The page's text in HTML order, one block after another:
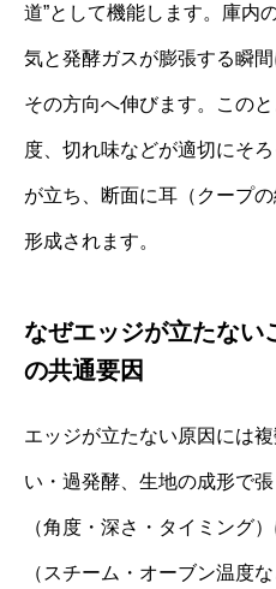
道”として機能します。庫内
気と発酵ガスが膨張する瞬
その方向へ伸びます。この
度、切れ味などが適切にそ
が立ち、断面に耳（クープ
形成されます。
なぜエッジが立たない
の共通要因
エッジが立たない原因には
い・過発酵、生地の成形で
（角度・深さ・タイミング
（スチーム・オーブン温度